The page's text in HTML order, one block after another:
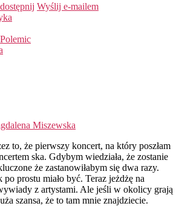
Wyślij e-mailem
Polemic
Miszewska
to, że pierwszy koncert, na który poszłam
ska. Gdybym wiedziała, że zostanie
że zastanowiłabym się dwa razy.
prostu miało być. Teraz jeżdżę na
z artystami. Ale jeśli w okolicy grają
szansa, że to tam mnie znajdziecie.